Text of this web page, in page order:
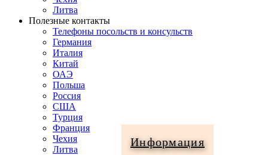
Литва
Полезные контакты
Телефоны посольств и консульств
Германия
Италия
Китай
ОАЭ
Польша
Россия
США
Турция
Франция
Чехия
Литва
Информация